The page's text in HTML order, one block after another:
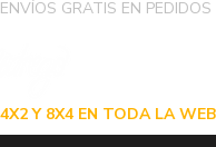
ENVÍOS GRATIS EN
4X2 Y 8X4 EN TODA LA